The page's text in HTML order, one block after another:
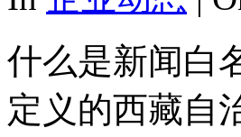
什么是新闻白
定义的西藏自